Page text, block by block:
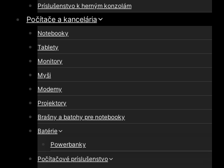
Príslušenstvo k herným konzolám
Počítače a kancelária
Notebooky
Tablety
Monitory
Myši
Modemy
Projektory
Brašny a batohy pre notebooky
Batérie
Powerbanky
Počítačové príslušenstvo